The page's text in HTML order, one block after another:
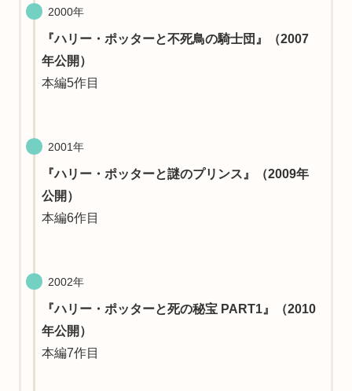
2000年
『ハリー・ポッターと不死鳥の騎士団』（2007
年公開）
本編5作目
2001年
『ハリー・ポッターと謎のプリンス』（2009年
公開）
本編6作目
2002年
『ハリー・ポッターと死の秘宝 PART1』（2010
年公開）
本編7作目